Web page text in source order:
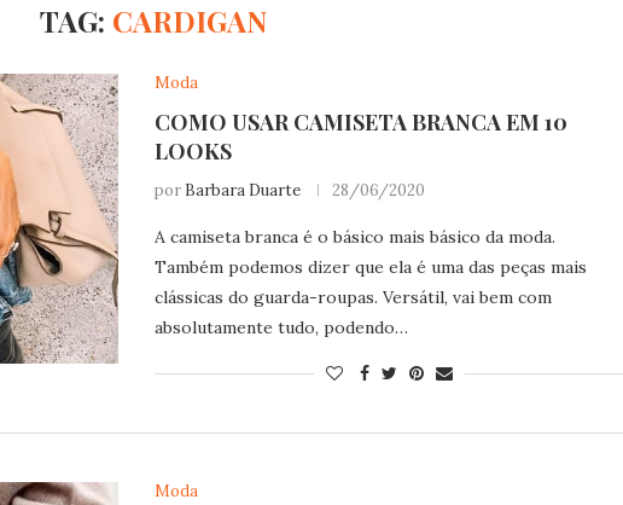
TAG: CARDIGAN
Moda
COMO USAR CAMISETA BRANCA EM 10
LOOKS
por Barbara Duarte 28/06/2020
A camiseta branca é o básico mais básico da moda.
Também podemos dizer que ela é uma das peças mais
clássicas do guarda-roupas. Versátil, vai bem com
absolutamente tudo, podendo…
Moda